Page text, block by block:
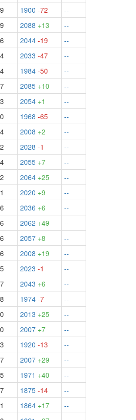
1900 -72
--
2088 +13
--
2044 -19
--
2033 -47
--
1984 -50
--
2085 +10
--
2054 +1
--
1968 -65
--
2008 +2
--
2028 -1
--
2055 +7
--
2064 +25
--
2020 +9
--
2036 +6
--
2062 +49
--
2057 +8
--
2008 +19
--
2023 -1
--
2043 +6
--
1974 -7
--
2013 +25
--
2007 +7
--
1920 -13
--
2007 +29
--
1971 +40
--
1875 -14
--
1864 +17
--